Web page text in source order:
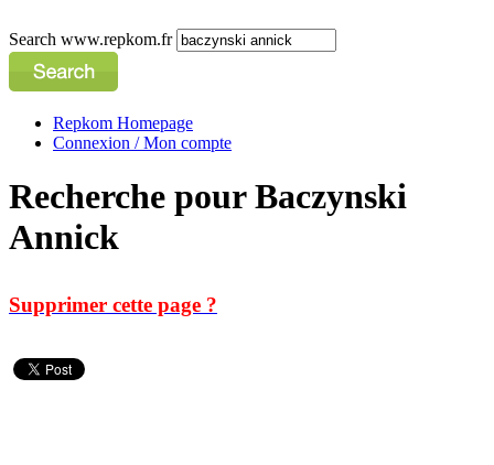
Search www.repkom.fr
Repkom Homepage
Connexion / Mon compte
Recherche pour Baczynski
Annick
Supprimer cette page ?